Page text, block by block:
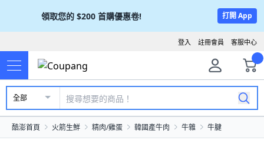
領取您的 $200 首購優惠卷! 打開 App
客服中心
註冊會員
登入
全部
酷澎首頁 火箭生鮮 精肉/雞蛋 韓國產牛肉 牛雜 牛腱